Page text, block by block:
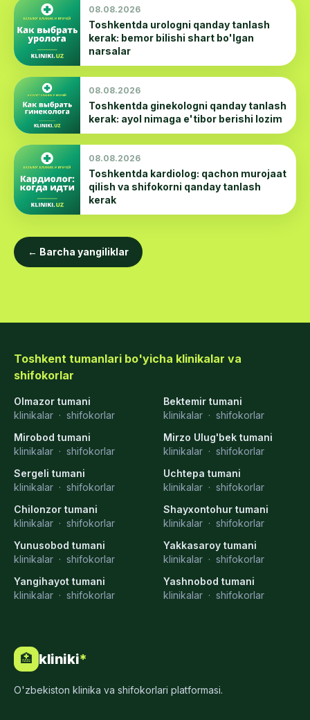
08.08.2026
Toshkentda urologni qanday tanlash
kerak: bemor bilishi shart bo'lgan
narsalar
08.08.2026
Toshkentda ginekologni qanday tanlash
kerak: ayol nimaga e'tibor berishi lozim
08.08.2026
Toshkentda kardiolog: qachon murojaat
qilish va shifokorni qanday tanlash
kerak
← Barcha yangiliklar
Toshkent tumanlari bo'yicha klinikalar va
shifokorlar
Olmazor tumani
klinikalar · shifokorlar
Bektemir tumani
klinikalar · shifokorlar
Mirobod tumani
klinikalar · shifokorlar
Mirzo Ulug'bek tumani
klinikalar · shifokorlar
Sergeli tumani
klinikalar · shifokorlar
Uchtepa tumani
klinikalar · shifokorlar
Chilonzor tumani
klinikalar · shifokorlar
Shayxontohur tumani
klinikalar · shifokorlar
Yunusobod tumani
klinikalar · shifokorlar
Yakkasaroy tumani
klinikalar · shifokorlar
Yangihayot tumani
klinikalar · shifokorlar
Yashnobod tumani
klinikalar · shifokorlar
🏥 kliniki*
O'zbekiston klinika va shifokorlari platformasi.